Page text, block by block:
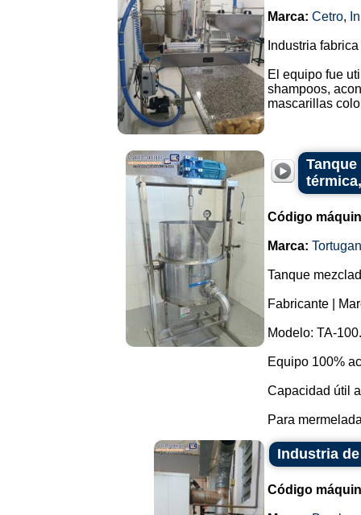
Marca: Cetro,
Industria
El equipo fue
shampoos,
mascarillas
Código
Marca: Tortugan
Tanque
Fabricante |
Modelo: TA-100.
Equipo 100%
Capacidad útil
Para
Industria
Código